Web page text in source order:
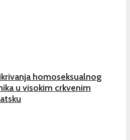
homoseksualnog
u visokim crkvenim